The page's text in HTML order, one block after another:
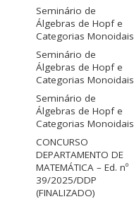
Seminário de
Álgebras de Hopf e
Categorias Monoidais
Seminário de
Álgebras de Hopf e
Categorias Monoidais
Seminário de
Álgebras de Hopf e
Categorias Monoidais
CONCURSO
DEPARTAMENTO DE
MATEMÁTICA – Ed. nº
39/2025/DDP
(FINALIZADO)